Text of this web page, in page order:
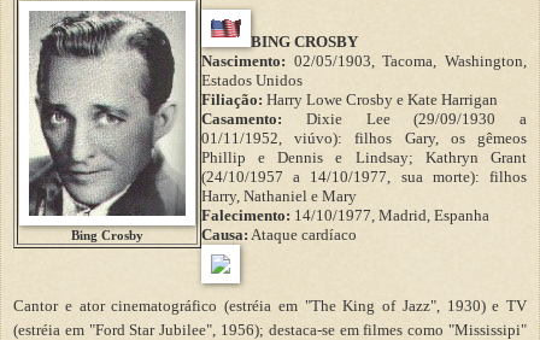
Bing Crosby
BING CROSBY
Nascimento: 02/05/1903, Tacoma, Washington,
Estados Unidos
Filiação: Harry Lowe Crosby e Kate Harrigan
Casamento: Dixie Lee (29/09/1930 a
01/11/1952, viúvo): filhos Gary, os gêmeos
Phillip e Dennis e Lindsay; Kathryn Grant
(24/10/1957 a 14/10/1977, sua morte): filhos
Harry, Nathaniel e Mary
Falecimento: 14/10/1977, Madrid, Espanha
Causa: Ataque cardíaco
Cantor e ator cinematográfico (estréia em "The King of Jazz", 1930) e TV
(estréia em "Ford Star Jubilee", 1956); destaca-se em filmes como "Mississipi"